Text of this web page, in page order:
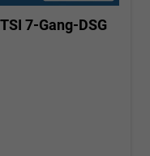
7-Gang-DSG